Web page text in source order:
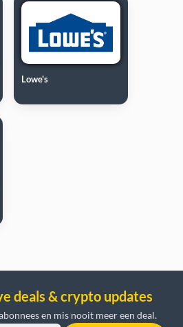
Lowe's
deals & crypto updates
en mis nooit meer een deal.